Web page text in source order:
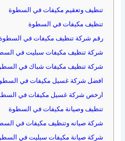
تنظيف وتعقيم مكيفات في السطوة
تنظيف مكيفات في السطوة
رقم شركة تنظيف مكيفات في السطوة
شركة تنظيف مكيفات سبليت في
شركة تنظيف مكيفات شباك في
افضل شركة غسيل مكيفات في
ارخص شركة غسيل مكيفات في
تنظيف وصيانة مكيفات في السطوة
شركة صيانه وتنظيف مكيفات في
شركة صيانة مكيفات سبليت في